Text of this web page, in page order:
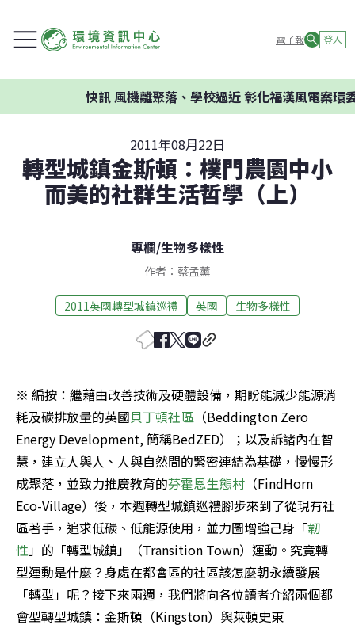
電子報 登入
風機離聚落、學校過近 彰化福漢風電案環委建議不
2011年08月22日
轉型城鎮金斯頓：樸門農園中小
而美的社群生活哲學（上）
專欄/生物多樣性
作者：蔡孟薰
2011英國轉型城鎮巡禮 英國 生物多樣性
※ 編按：繼藉由改善技術及硬體設備，期盼能減少能源消
耗及碳排放量的英國貝丁頓社區（Beddington Zero
Energy Development, 簡稱BedZED）；以及訴諸內在智
慧，建立人與人、人與自然間的緊密連結為基礎，慢慢形
成聚落，並致力推廣教育的芬霍恩生態村（FindHorn
Eco-Village）後，本週轉型城鎮巡禮腳步來到了從現有社
區著手，追求低碳、低能源使用，並力圖增強己身「韌
性」的「轉型城鎮」（Transition Town）運動。究竟轉
型運動是什麼？身處在都會區的社區該怎麼朝永續發展
「轉型」呢？接下來兩週，我們將向各位讀者介紹兩個都
會型轉型城鎮：金斯頓（Kingston）與萊頓史東